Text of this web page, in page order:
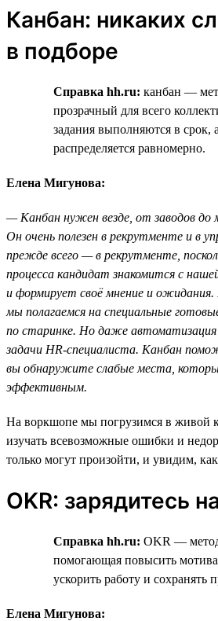
Канбан: никаких
в подборе
Справка hh.ru: канбан —
прозрачный для всего
задания выполняются в срок,
распределяется равномерно.
Елена Мигунова:
— Канбан нужен везде, от заводов до
Он очень полезен в рекрутменте и в
прежде всего — в рекрутменте,
процесса кандидат знакомится с
и формирует своё мнение и ожидания.
мы полагаемся на специальные
по старинке. Но даже
задачи HR-специалиста. Канбан
вы обнаружите слабые места,
эффективным.
На воркшопе мы погрузимся в живой
изучать всевозможные ошибки и
только могут произойти, и увидим,
OKR: зарядитесь
Справка hh.ru: OKR —
помогающая повысить
ускорить работу и сохранять
Елена Мигунова: